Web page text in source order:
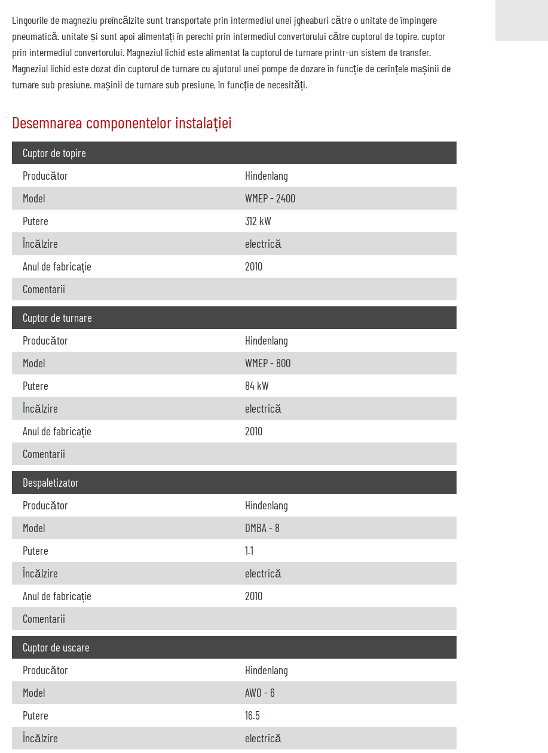
Lingourile de magneziu preîncălzite sunt transportate prin intermediul unei jgheaburi către o unitate de împingere
pneumatică. unitate și sunt apoi alimentați în perechi prin intermediul convertorului către cuptorul de topire. cuptor
prin intermediul convertorului. Magneziul lichid este alimentat la cuptorul de turnare printr-un sistem de transfer.
Magneziul lichid este dozat din cuptorul de turnare cu ajutorul unei pompe de dozare în funcție de cerințele mașinii de
turnare sub presiune. mașinii de turnare sub presiune, în funcție de necesități.
Desemnarea componentelor instalației
Cuptor de topire
Producător
Hindenlang
Model
WMEP - 2400
Putere
312 kW
Încălzire
electrică
Anul de fabricație
2010
Comentarii
Cuptor de turnare
Producător
Hindenlang
Model
WMEP - 800
Putere
84 kW
Încălzire
electrică
Anul de fabricație
2010
Comentarii
Despaletizator
Producător
Hindenlang
Model
DMBA - 8
Putere
1.1
Încălzire
electrică
Anul de fabricație
2010
Comentarii
Cuptor de uscare
Producător
Hindenlang
Model
AWO - 6
Putere
16.5
Încălzire
electrică